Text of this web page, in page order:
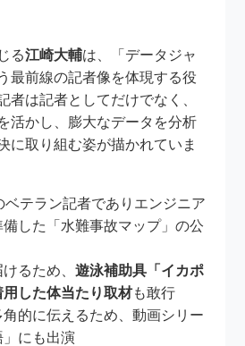
る江崎大輔は、「データジャ
最前線の記者像を体現する役
者は記者としてだけでなく、
活かし、膨大なデータを分析
に取り組む姿が描かれていま
ベテラン記者でありエンジニア
した「水難事故マップ」の公
けるため、遊泳補助具「イカポ
用した体当たり取材も敢行
的に伝えるため、動画シリー
」にも出演